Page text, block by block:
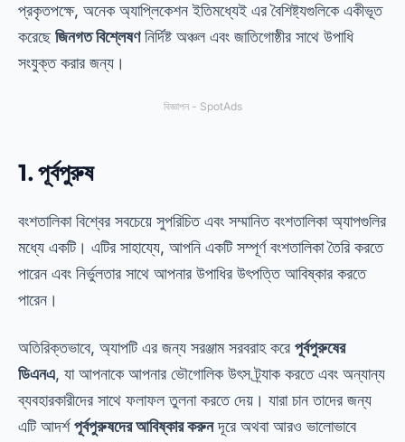
প্রকৃতপক্ষে, অনেক অ্যাপ্লিকেশন ইতিমধ্যেই এর বৈশিষ্ট্যগুলিকে একীভূত
করেছেজিনগত বিশ্লেষণনির্দিষ্ট অঞ্চল এবং জাতিগোষ্ঠীর সাথে উপাধি
সংযুক্ত করার জন্য।
বিজ্ঞাপন - SpotAds
1.পূর্বপুরুষ
বংশতালিকা বিশ্বের সবচেয়ে সুপরিচিত এবং সম্মানিত বংশতালিকা অ্যাপগুলির
মধ্যে একটি। এটির সাহায্যে, আপনি একটি সম্পূর্ণ বংশতালিকা তৈরি করতে
পারেন এবং নির্ভুলতার সাথে আপনার উপাধির উৎপত্তি আবিষ্কার করতে
পারেন।
অতিরিক্তভাবে, অ্যাপটি এর জন্য সরঞ্জাম সরবরাহ করে পূর্বপুরুষের
ডিএনএ, যা আপনাকে আপনার ভৌগোলিক উৎস ট্র্যাক করতে এবং অন্যান্য
ব্যবহারকারীদের সাথে ফলাফল তুলনা করতে দেয়। যারা চান তাদের জন্য
এটি আদর্শপূর্বপুরুষদের আবিষ্কার করুনদূরে অথবা আরও ভালোভাবে